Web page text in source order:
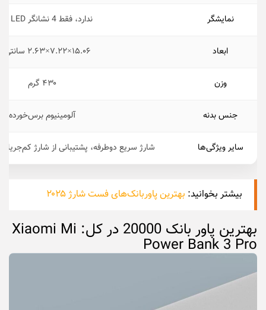
نمایشگر ندارد، فقط 4 نشانگر LED ساده
ابعاد ۱۵.۰۶×۷.۲۲×۲.۶۳ سانتی‌متر
وزن ۴۳۰ گرم
جنس بدنه آلومینیوم برس‌خورده
سایر ویژگی‌ها شارژ سریع دوطرفه، پشتیبانی از شارژ
بیشتر بخوانید: بهترین پاوربانک‌های فست شارژ ۲۰۲۵
بهترین پاور بانک 20000 در کل: Xiaomi Mi
Power Bank 3 Pro